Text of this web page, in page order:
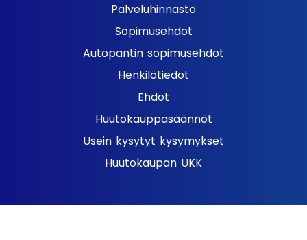
Palveluhinnasto
Sopimusehdot
Autopantin sopimusehdot
Henkilötiedot
Ehdot
Huutokauppasäännöt
Usein kysytyt kysymykset
Huutokaupan UKK